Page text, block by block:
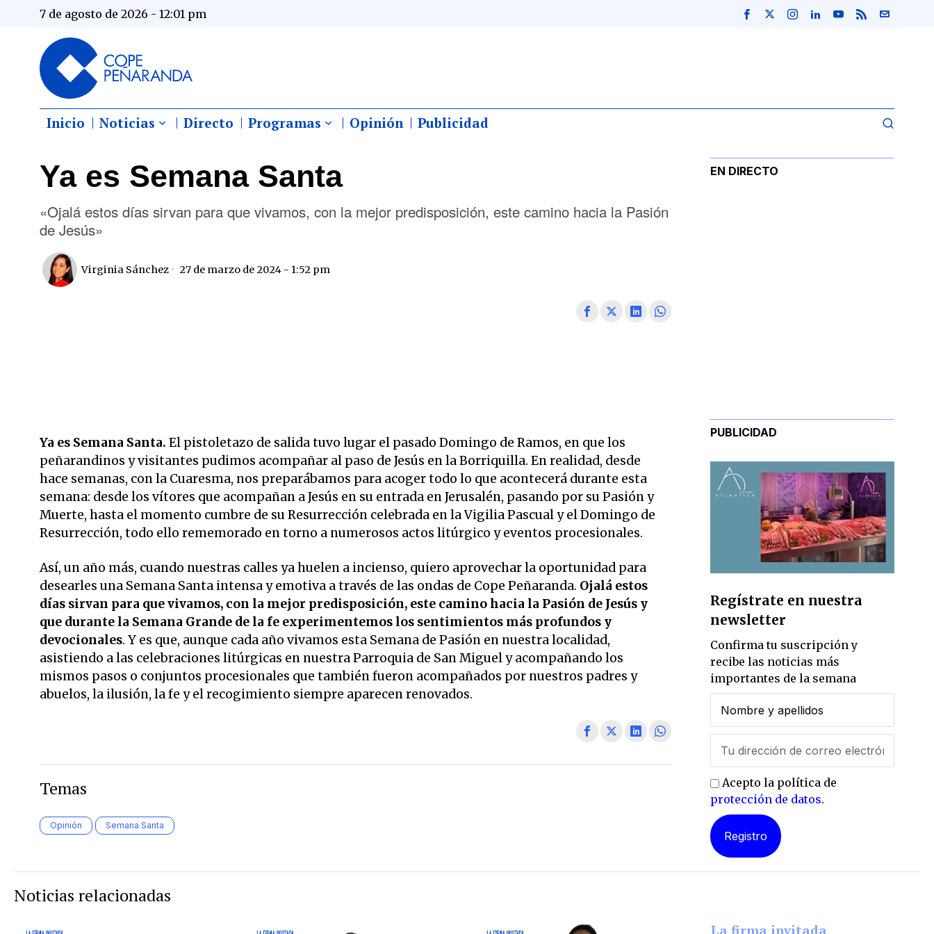
7 de agosto de 2026 - 12:01 pm
Inicio Noticias Directo Programas Opinión Publicidad
Ya es Semana Santa
«Ojalá estos días sirvan para que vivamos, con la mejor predisposición, este camino hacia la Pasión
de Jesús»
Virginia Sánchez 27 de marzo de 2024 - 1:52 pm
Ya es Semana Santa. El pistoletazo de salida tuvo lugar el pasado Domingo de Ramos, en que los
peñarandinos y visitantes pudimos acompañar al paso de Jesús en la Borriquilla. En realidad, desde
hace semanas, con la Cuaresma, nos preparábamos para acoger todo lo que acontecerá durante esta
semana: desde los vítores que acompañan a Jesús en su entrada en Jerusalén, pasando por su Pasión y
Muerte, hasta el momento cumbre de su Resurrección celebrada en la Vigilia Pascual y el Domingo de
Resurrección, todo ello rememorado en torno a numerosos actos litúrgico y eventos procesionales.
Así, un año más, cuando nuestras calles ya huelen a incienso, quiero aprovechar la oportunidad para
desearles una Semana Santa intensa y emotiva a través de las ondas de Cope Peñaranda. Ojalá estos
días sirvan para que vivamos, con la mejor predisposición, este camino hacia la Pasión de Jesús y
que durante la Semana Grande de la fe experimentemos los sentimientos más profundos y
devocionales. Y es que, aunque cada año vivamos esta Semana de Pasión en nuestra localidad,
asistiendo a las celebraciones litúrgicas en nuestra Parroquia de San Miguel y acompañando los
mismos pasos o conjuntos procesionales que también fueron acompañados por nuestros padres y
abuelos, la ilusión, la fe y el recogimiento siempre aparecen renovados.
Temas
Opinión Semana Santa
EN DIRECTO
PUBLICIDAD
Regístrate en nuestra
newsletter
Confirma tu suscripción y
recibe las noticias más
importantes de la semana
Acepto la política de
protección de datos.
Noticias relacionadas
La firma invitada